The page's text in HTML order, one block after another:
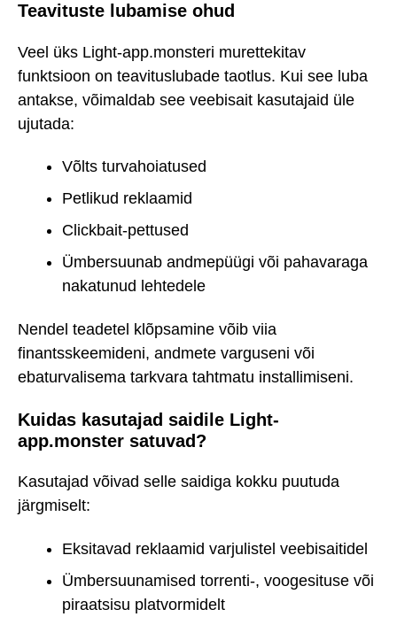
Teavituste lubamise ohud
Veel üks Light-app.monsteri murettekitav
funktsioon on teavituslubade taotlus. Kui see luba
antakse, võimaldab see veebisait kasutajaid üle
ujutada:
Võlts turvahoiatused
Petlikud reklaamid
Clickbait-pettused
Ümbersuunab andmepüügi või pahavaraga
nakatunud lehtedele
Nendel teadetel klõpsamine võib viia
finantsskeemideni, andmete varguseni või
ebaturvalisema tarkvara tahtmatu installimiseni.
Kuidas kasutajad saidile Light-
app.monster satuvad?
Kasutajad võivad selle saidiga kokku puutuda
järgmiselt:
Eksitavad reklaamid varjulistel veebisaitidel
Ümbersuunamised torrenti-, voogesituse või
piraatsisu platvormidelt